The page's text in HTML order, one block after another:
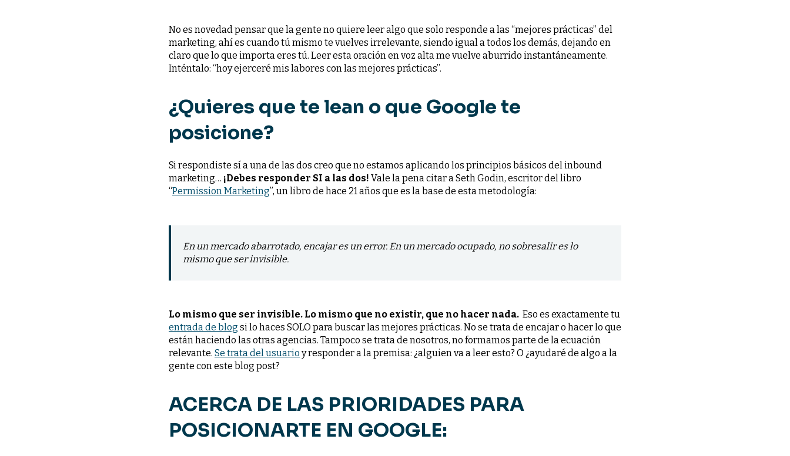
No es novedad pensar que la gente no quiere leer algo que solo responde a las “mejores prácticas” del
marketing, ahí es cuando tú mismo te vuelves irrelevante, siendo igual a todos los demás, dejando en
claro que lo que importa eres tú. Leer esta oración en voz alta me vuelve aburrido instantáneamente.
Inténtalo: “hoy ejerceré mis labores con las mejores prácticas”.
¿Quieres que te lean o que Google te
posicione?
Si respondiste sí a una de las dos creo que no estamos aplicando los principios básicos del inbound
marketing… ¡Debes responder SI a las dos! Vale la pena citar a Seth Godin, escritor del libro
“Permission Marketing”, un libro de hace 21 años que es la base de esta metodología:
En un mercado abarrotado, encajar es un error. En un mercado ocupado, no sobresalir es lo
mismo que ser invisible.
Lo mismo que ser invisible. Lo mismo que no existir, que no hacer nada. Eso es exactamente tu
entrada de blog si lo haces SOLO para buscar las mejores prácticas. No se trata de encajar o hacer lo que
están haciendo las otras agencias. Tampoco se trata de nosotros, no formamos parte de la ecuación
relevante. Se trata del usuario y responder a la premisa: ¿alguien va a leer esto? O ¿ayudaré de algo a la
gente con este blog post?
ACERCA DE LAS PRIORIDADES PARA
POSICIONARTE EN GOOGLE: